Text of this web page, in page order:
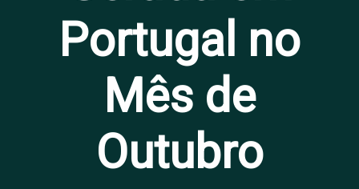
Portugal no
Mês de
Outubro